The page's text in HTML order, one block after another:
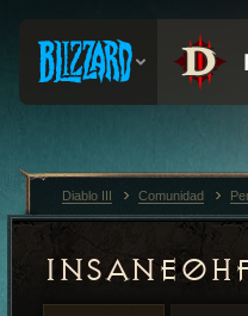
Diablo III Comunidad